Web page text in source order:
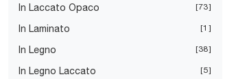
In Laccato Opaco 73
In Laminato 1
In Legno 38
In Legno Laccato 5